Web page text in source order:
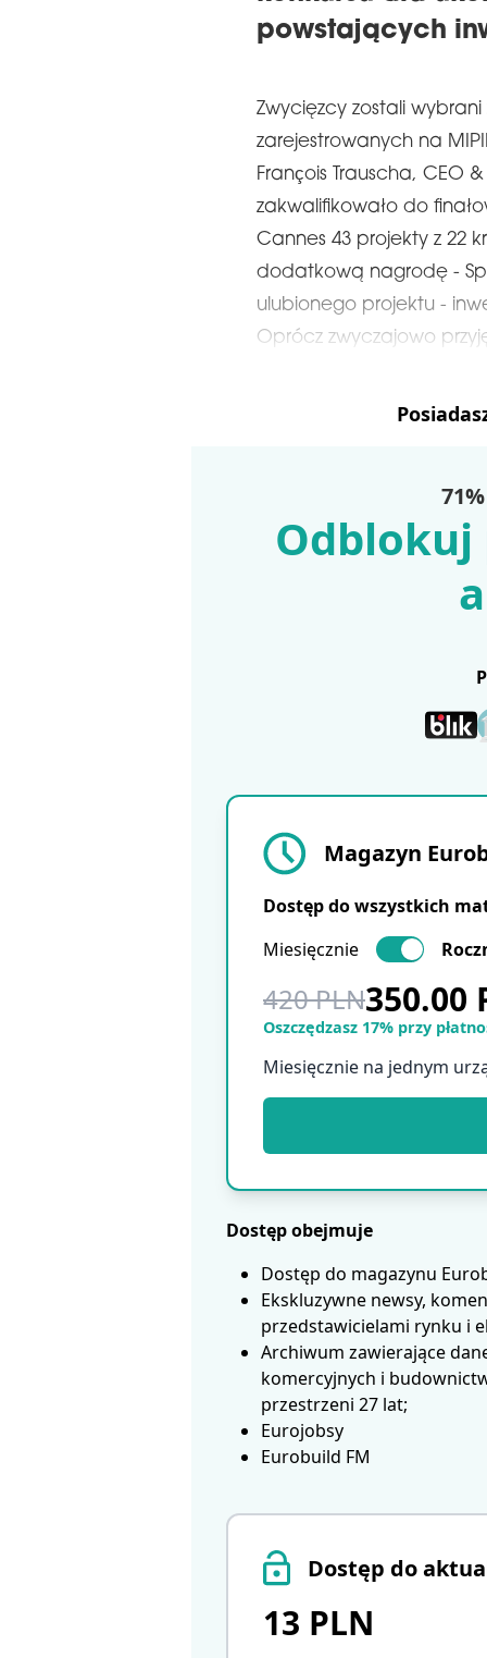
powstających
Zwycięzcy zostali
zarejestrowanych na
François Trauscha, CEO
zakwalifikowało do
Cannes 43 projekty z 22
dodatkową nagrodę -
ulubionego projektu -
Oprócz zwyczajowo
Odblokuj
Dostęp do
13 PLN
Magazyn
Dostęp do wszystkich
Miesięcznie
420 PLN350.00
Oszczędzasz 17% przy
Miesięcznie na jednym
Dostęp obejmuje
Dostęp do magazynu
Ekskluzywne newsy,
przedstawicielami rynku i
Archiwum zawierające
komercyjnych i
przestrzeni 27 lat;
Eurojobsy
Eurobuild FM